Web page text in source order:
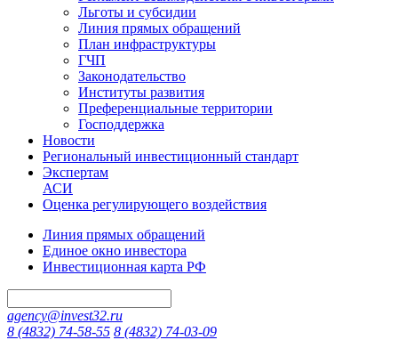
Льготы и субсидии
Линия прямых обращений
План инфраструктуры
ГЧП
Законодательство
Институты развития
Преференциальные территории
Господдержка
Новости
Региональный инвестиционный стандарт
Экспертам
АСИ
Оценка регулирующего воздействия
Линия прямых обращений
Единое окно инвестора
Инвестиционная карта РФ
agency@invest32.ru
8 (4832) 74-58-55 8 (4832) 74-03-09